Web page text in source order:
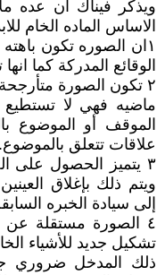
ويذكر فيناك ان عده
الاساس الماده الخام
١ان الصوره تكون
الوقائع المدركة كما
٢ تكون الصورة
ماضيه فهي لا تستطيع
الموقف أو الموضوع
علاقات تتعلق بالموضوع.
٣ يتميز الحصول على
ويتم ذلك بإغلاق
إلى سيادة الخبره
٤ الصورة مستقلة عن
تشكيل جديد للأشياء
ذلك المدخل ضروري